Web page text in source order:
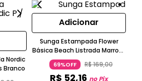
Nordic
Branco
Adicionar
Sunga Estampada Flower
Básica Beach Listrada Marrom
Bege Preto Água Doce
69%OFF R$169,00
R$ 52,16 no Pix